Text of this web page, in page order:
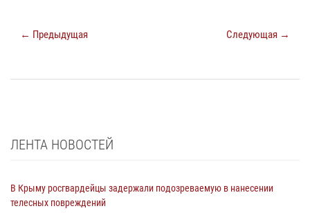
← Предыдущая Следующая →
ЛЕНТА НОВОСТЕЙ
В Крыму росгвардейцы задержали подозреваемую в нанесении
телесных повреждений